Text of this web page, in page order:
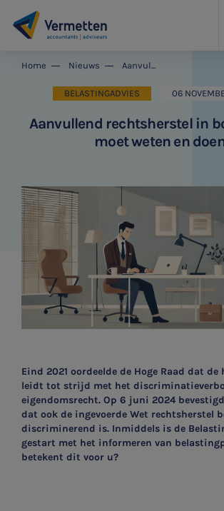
Home Nieuws Aanvullend rechtsherstel in box 3: wat u moet weten en doen
BELASTINGADVIES 06
Aanvullend rechtsherstel in
moet weten en
Eind 2021 oordeelde de Hoge Raad dat
leidt tot strijd met het
eigendomsrecht. Op 6 juni 2024
dat ook de ingevoerde Wet rechtsherstel
discriminerend is. Inmiddels is de
gestart met het informeren van
betekent dit voor u?